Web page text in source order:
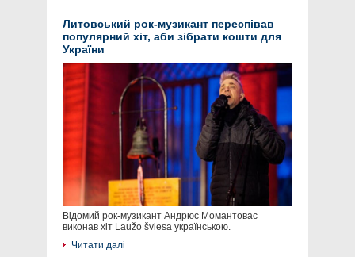
Литовський рок-музикант переспівав
популярний хіт, аби зібрати кошти для
України
Відомий рок-музикант Андрюс Момантовас
виконав хіт Laužo šviesa українською.
Читати далі